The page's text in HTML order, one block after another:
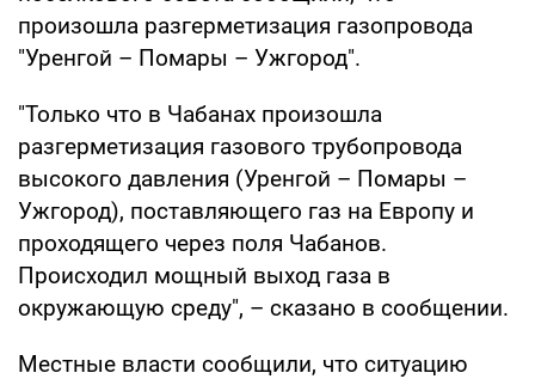
произошла разгерметизация газопровода
"Уренгой – Помары – Ужгород".
"Только что в Чабанах произошла
разгерметизация газового трубопровода
высокого давления (Уренгой – Помары –
Ужгород), поставляющего газ на Европу и
проходящего через поля Чабанов.
Происходил мощный выход газа в
окружающую среду", – сказано в сообщении.
Местные власти сообщили, что ситуацию